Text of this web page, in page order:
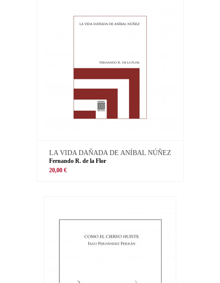
LA VIDA DAÑADA DE ANÍBAL NÚÑEZ
Fernando R. de la Flor
20,00 €